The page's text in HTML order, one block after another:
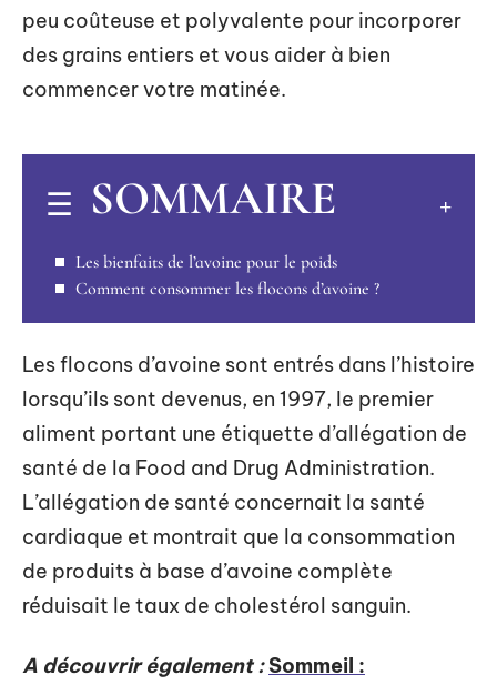
peu coûteuse et polyvalente pour incorporer
des grains entiers et vous aider à bien
commencer votre matinée.
SOMMAIRE
Les bienfaits de l’avoine pour le poids
Comment consommer les flocons d’avoine ?
Les flocons d’avoine sont entrés dans l’histoire
lorsqu’ils sont devenus, en 1997, le premier
aliment portant une étiquette d’allégation de
santé de la Food and Drug Administration.
L’allégation de santé concernait la santé
cardiaque et montrait que la consommation
de produits à base d’avoine complète
réduisait le taux de cholestérol sanguin.
A découvrir également : Sommeil :